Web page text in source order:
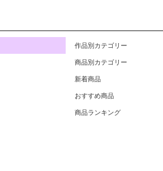
作品別カテゴリー
商品別カテゴリー
新着商品
おすすめ商品
商品ランキング